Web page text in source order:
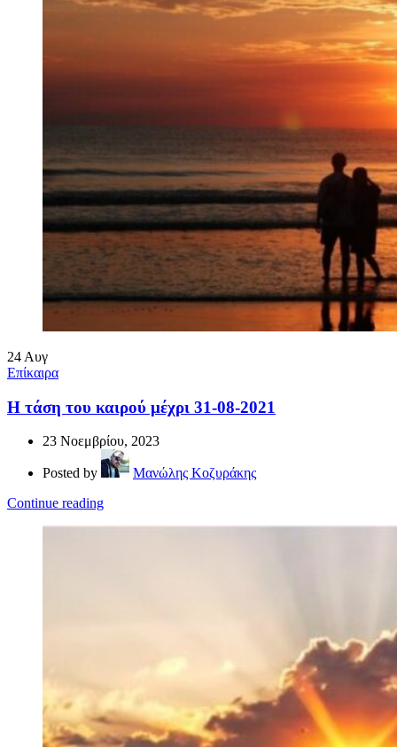
24 Αυγ
Επίκαιρα
Η τάση του καιρού μέχρι 31-08-2021
23 Νοεμβρίου, 2023
Posted by
Μανώλης Κοζυράκης
Continue reading